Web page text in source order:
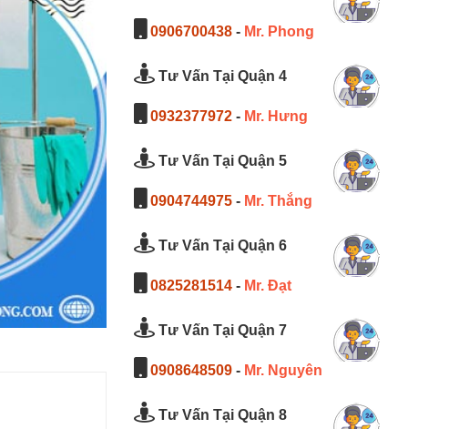
0906700438 - Mr. Phong
Tư Vấn Tại Quận 4
0932377972 - Mr. Hưng
Tư Vấn Tại Quận 5
0904744975 - Mr. Thắng
Tư Vấn Tại Quận 6
0825281514 - Mr. Đạt
Tư Vấn Tại Quận 7
0908648509 - Mr. Nguyên
Tư Vấn Tại Quận 8